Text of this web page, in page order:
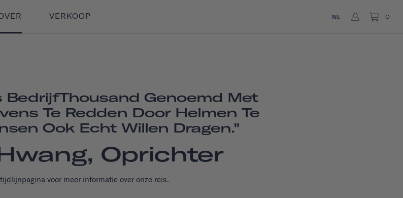
VERKOOP NL 0
BedrijfThousand Genoemd Met
Te Redden Door Helmen Te
Ook Echt Willen Dragen."
Oprichter
tijdlijnpagina voor meer informatie over onze reis.